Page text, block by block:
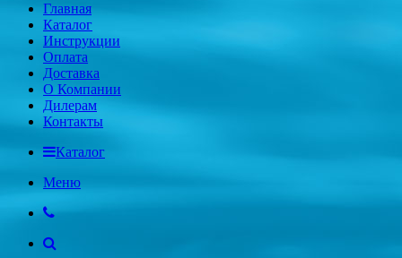
Главная
Каталог
Инструкции
Оплата
Доставка
О Компании
Дилерам
Контакты
Каталог
Меню